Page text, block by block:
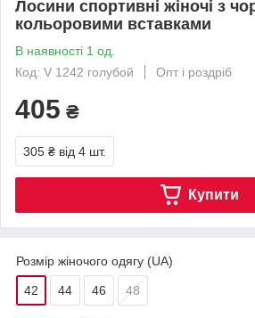
Лосини спортивні жіночі з
кольоровими вставками
В наявності 1 од.
Код: V 1242 голубой
Опт і роздріб
405 ₴
305 ₴ від 4 шт.
Купити
Розмір жіночого одягу (UA)
42 44 46 48